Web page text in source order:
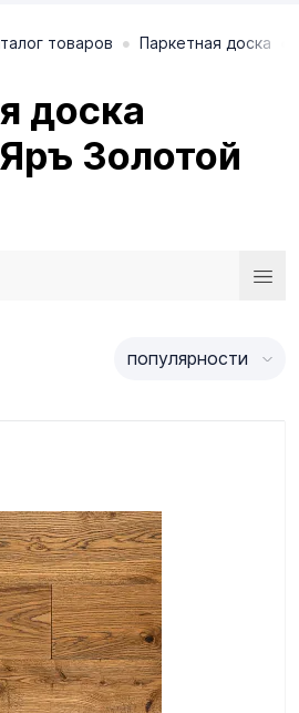
товаров • Паркетная доска
доска
Золотой
популярности